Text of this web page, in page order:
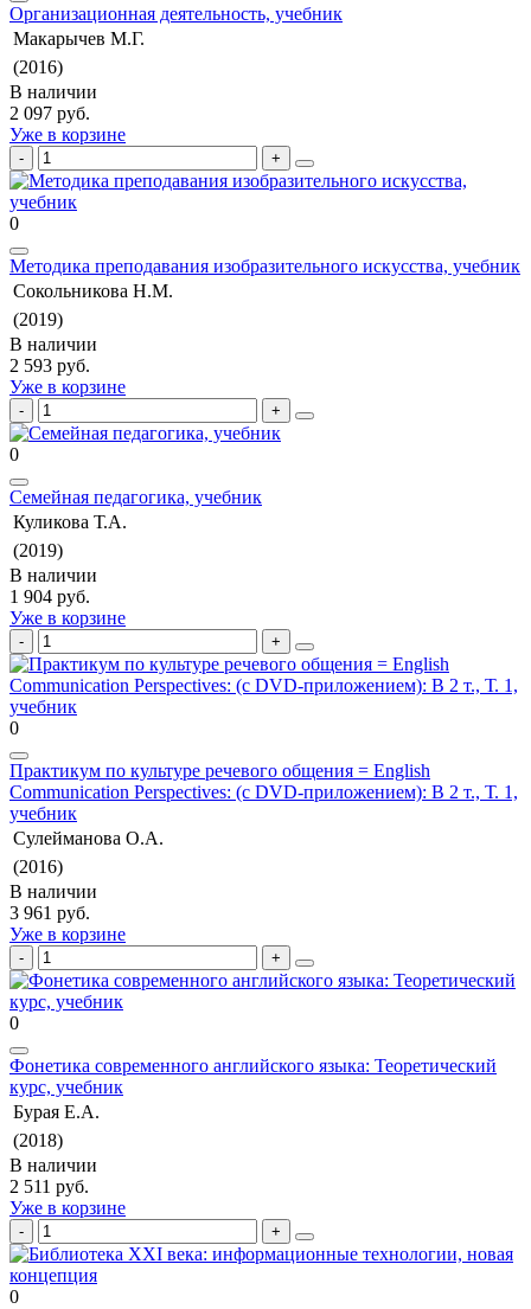
Организационная деятельность, учебник
Макарычев М.Г.
(2016)
В наличии
2 097 руб.
Уже в корзине
0
Методика преподавания изобразительного искусства, учебник
Сокольникова Н.М.
(2019)
В наличии
2 593 руб.
Уже в корзине
0
Семейная педагогика, учебник
Куликова Т.А.
(2019)
В наличии
1 904 руб.
Уже в корзине
0
Практикум по культуре речевого общения = English
Communication Perspectives: (с DVD-приложением): В 2 т., Т. 1,
учебник
Сулейманова О.А.
(2016)
В наличии
3 961 руб.
Уже в корзине
0
Фонетика современного английского языка: Теоретический
курс, учебник
Бурая Е.А.
(2018)
В наличии
2 511 руб.
Уже в корзине
0